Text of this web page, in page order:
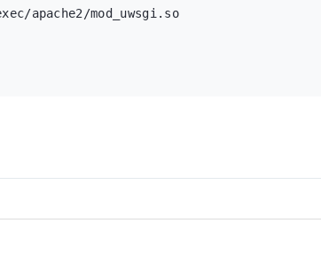
apache2/mod_uwsgi.so